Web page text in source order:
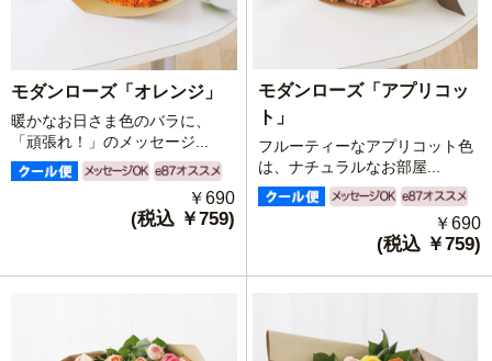
モダンローズ「オレンジ」
暖かなお日さま色のバラに、
「頑張れ！」のメッセージ...
￥690
(税込 ￥759)
モダンローズ「アプリコッ
ト」
フルーティーなアプリコット色
は、ナチュラルなお部屋...
￥690
(税込 ￥759)